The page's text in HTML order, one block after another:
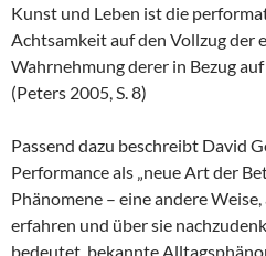
Kunst und Leben ist die
Achtsamkeit auf den Vollzug der
Wahrnehmung derer in Bezug
(Peters 2005, S. 8)
Passend dazu beschreibt David
Performance als „neue Art der
Phänomene – eine andere
erfahren und über sie
bedeutet, bekannte